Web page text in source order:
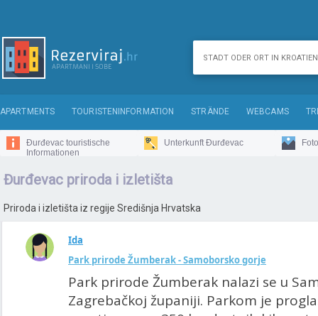
APARTMENTS TOURISTENINFORMATION STRÄNDE WEBCAMS
Đurđevac touristische
Informationen
Unterkunft Đurđevac
Đurđevac priroda i izletišta
Priroda i izletišta iz regije Središnja Hrvatska
Ida
Park prirode Žumberak - Samoborsko gorje
Park prirode Žumberak nalazi se u
Zagrebačkoj županiji. Parkom je